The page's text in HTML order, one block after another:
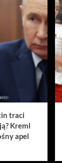
traci
Kreml
apel